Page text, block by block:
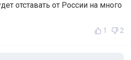
отставать от России на много
1 2